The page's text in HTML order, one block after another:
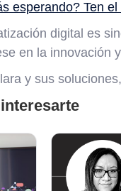
esperando? Ten
digital es
en la innovación
y sus